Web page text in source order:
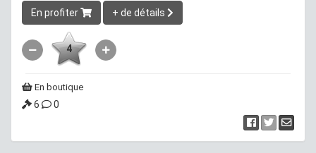
En profiter + de détails
4
En boutique
6 0